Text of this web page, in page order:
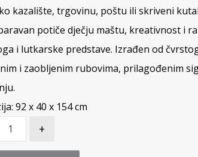
kazalište, trgovinu, poštu ili skriveni
potiče dječju maštu, kreativnost i
i lutkarske predstave. Izrađen od
i zaobljenim rubovima, prilagođenim
92 x 40 x 154 cm
+